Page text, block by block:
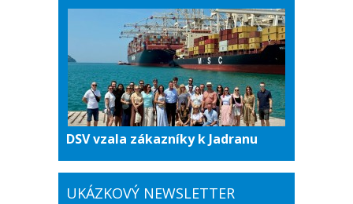
DSV vzala zákazníky k Jadranu
UKÁZKOVÝ NEWSLETTER